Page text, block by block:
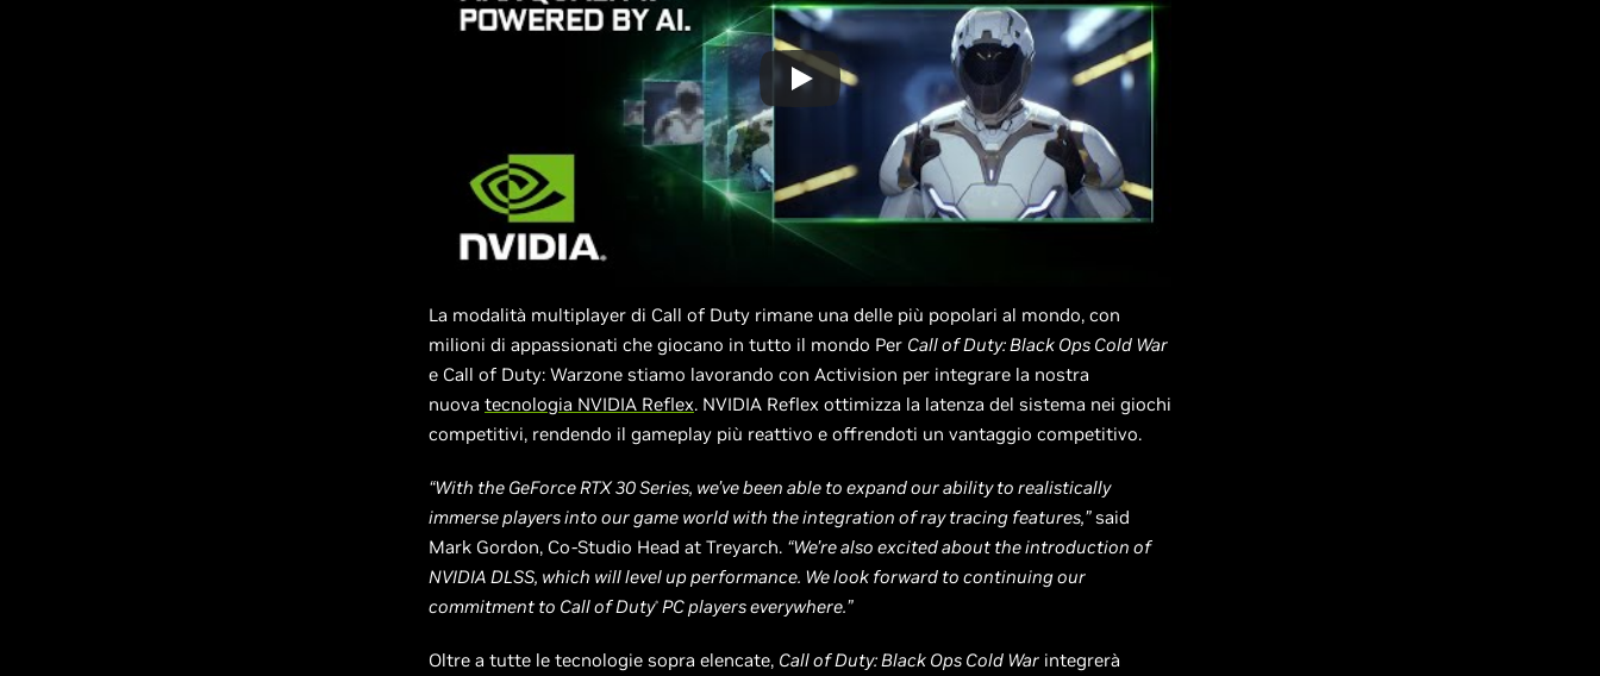
La modalità multiplayer di Call of Duty rimane una delle più popolari al mondo, con
milioni di appassionati che giocano in tutto il mondo Per Call of Duty: Black Ops Cold War
e Call of Duty: Warzone stiamo lavorando con Activision per integrare la nostra
nuova tecnologia NVIDIA Reflex. NVIDIA Reflex ottimizza la latenza del sistema nei giochi
competitivi, rendendo il gameplay più reattivo e offrendoti un vantaggio competitivo.
“With the GeForce RTX 30 Series, we’ve been able to expand our ability to realistically
immerse players into our game world with the integration of ray tracing features,”said
Mark Gordon, Co-Studio Head at Treyarch. “We’re also excited about the introduction of
NVIDIA DLSS, which will level up performance. We look forward to continuing our
commitment to Call of Duty® PC players everywhere.”
Oltre a tutte le tecnologie sopra elencate, Call of Duty: Black Ops Cold War integrerà